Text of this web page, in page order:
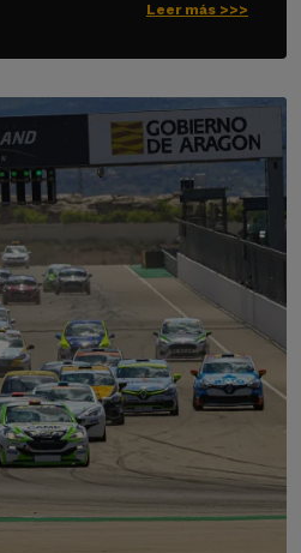
Leer más >>>